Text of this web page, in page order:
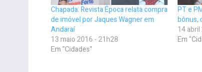
Chapada: Revista Época relata compra
de imóvel por Jaques Wagner em
Andaraí
13 maio 2016 - 21h28
Em "Cidades"
PT e
bônus,
14
Em